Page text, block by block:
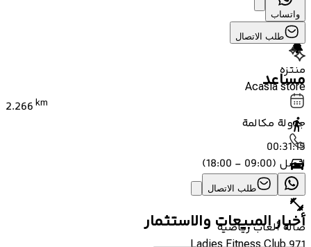
00:03:04
منتزه
Acasia store
2.266 km
00:31:15
00:03:25
صالة ألعاب رياضية
واتساب
طلب الاتصال
مساعد
جدولة مكالمة
اتصل (
09:00 - 18:00
)
طلب الاتصال
أخبار المبيعات والاستثمار